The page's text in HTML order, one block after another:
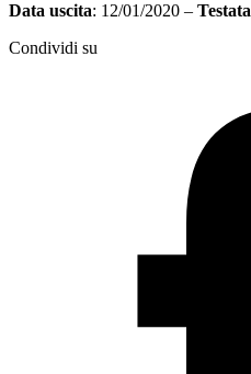
Data uscita: 12/01/2020 – Testata
Condividi su